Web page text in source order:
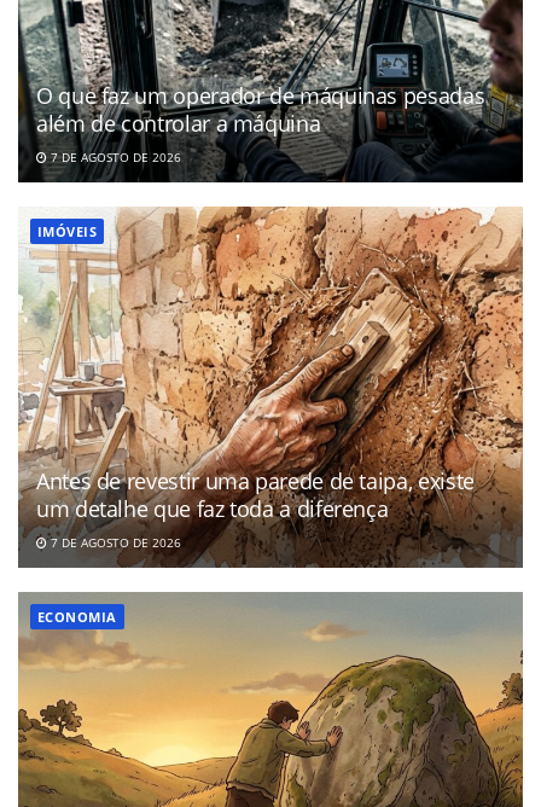
O que faz um operador de máquinas pesadas
além de controlar a máquina
7 DE AGOSTO DE 2026
IMÓVEIS
Antes de revestir uma parede de taipa, existe
um detalhe que faz toda a diferença
7 DE AGOSTO DE 2026
ECONOMIA